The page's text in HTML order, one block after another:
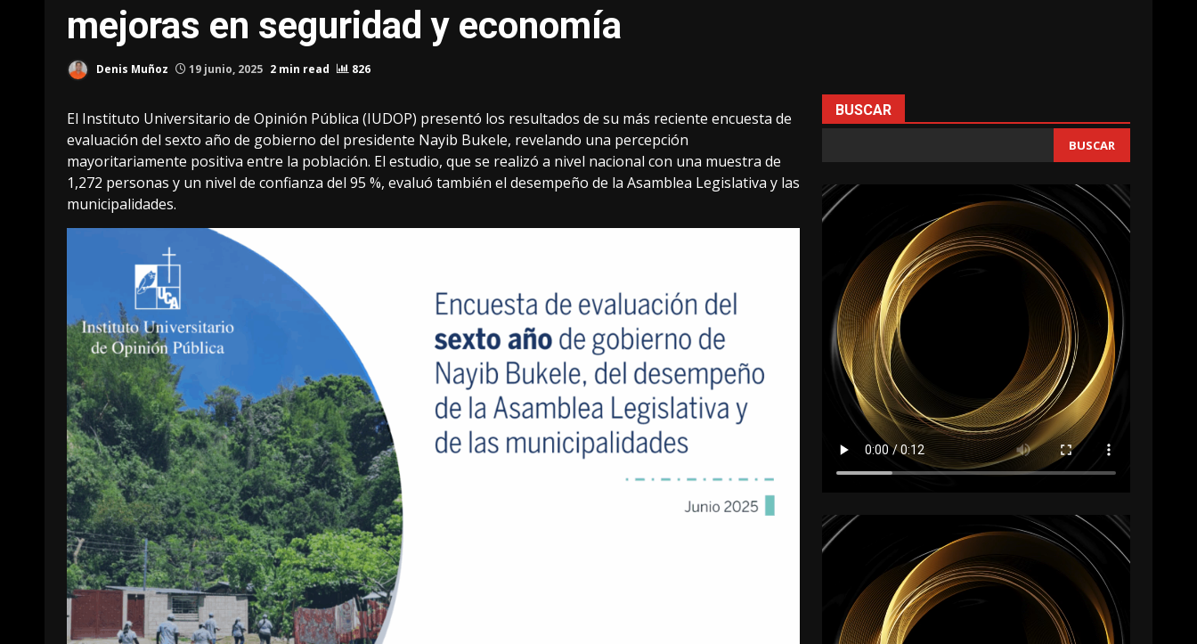
mejoras en seguridad y economía
Denis Muñoz 19 junio, 2025 2 min read 826
El Instituto Universitario de Opinión Pública (IUDOP) presentó los resultados de su más reciente encuesta de
evaluación del sexto año de gobierno del presidente Nayib Bukele, revelando una percepción
mayoritariamente positiva entre la población. El estudio, que se realizó a nivel nacional con una muestra de
1,272 personas y un nivel de confianza del 95 %, evaluó también el desempeño de la Asamblea Legislativa y las
municipalidades.
BUSCAR
BUSCAR